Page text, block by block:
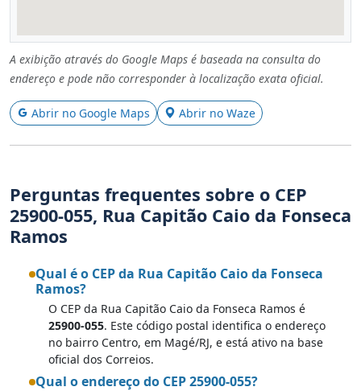
A exibição através do Google Maps é baseada na consulta do
endereço e pode não corresponder à localização exata oficial.
Abrir no Google Maps Abrir no Waze
Perguntas frequentes sobre o CEP
25900-055, Rua Capitão Caio da Fonseca
Ramos
Qual é o CEP da Rua Capitão Caio da Fonseca
Ramos?
O CEP da Rua Capitão Caio da Fonseca Ramos é
25900-055. Este código postal identifica o endereço
no bairro Centro, em Magé/RJ, e está ativo na base
oficial dos Correios.
Qual o endereço do CEP 25900-055?